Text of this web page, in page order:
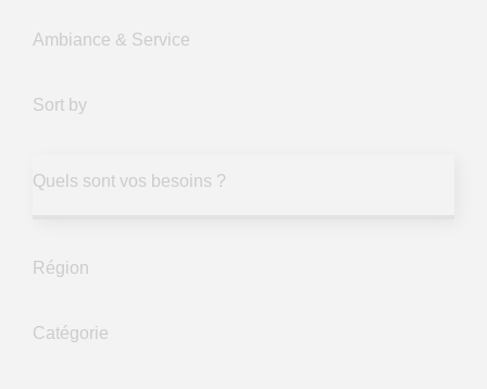
Ambiance & Service
Sort by
Quels sont vos besoins ?
Région
Catégorie